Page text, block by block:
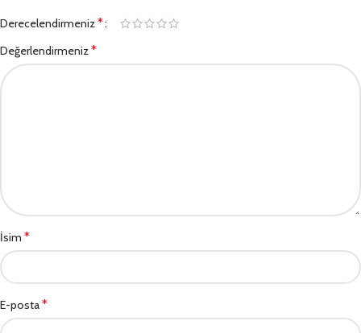
Derecelendirmeniz*
Değerlendirmeniz*
İsim *
E-posta*